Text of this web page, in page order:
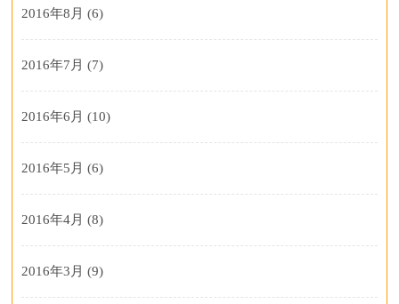
2016年8月 (6)
2016年7月 (7)
2016年6月 (10)
2016年5月 (6)
2016年4月 (8)
2016年3月 (9)